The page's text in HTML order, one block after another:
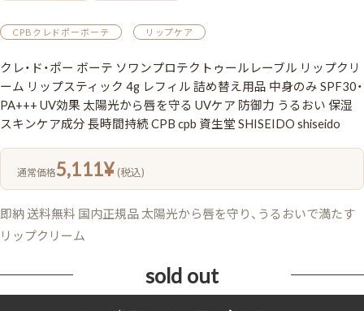
CPBクレドポーボーテ リップケア
クレ・ド・ポー ボーテ ソワンプロテクトゥールレーブル リップクリ
ーム リップスティック 4g レフィル 詰め替え用品 中身のみ SPF30・
PA+++ UV効果 太陽光から唇を守る UVケア 防御力 うるおい 保湿
スキンケア成分 長時間持続 CPB cpb 資生堂 SHISEIDO shiseido
通常価格5,111¥ (税込)
即納 送料無料 国内正規品 太陽光から唇を守り、うるおいで満たす
リップクリーム
sold out